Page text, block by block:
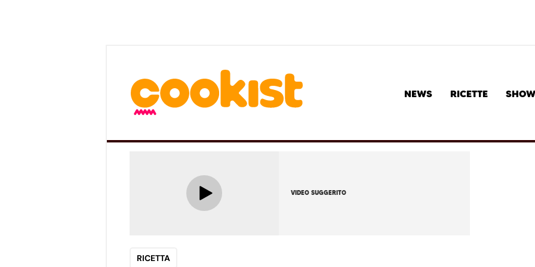
NEWS RICETTE SHOW
VIDEO SUGGERITO
RICETTA